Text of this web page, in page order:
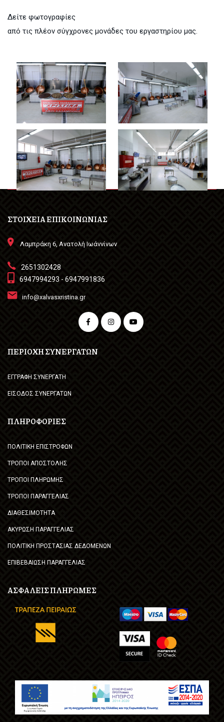
Δείτε φωτογραφίες
από τις πλέον σύγχρονες μονάδες του εργαστηρίου μας.
ΣΤΟΙΧΕΙΑ ΕΠΙΚΟΙΝΩΝΙΑΣ
Λαμπράκη 6, Ανατολή Ιωάννίνων
2651302428
6947994293 - 6947991836
info@xalvasxristina.gr
ΠΕΡΙΟΧΗ ΣΥΝΕΡΓΑΤΩΝ
ΕΓΓΡΑΦΗ ΣΥΝΕΡΓΑΤΗ
ΕΙΣΟΔΟΣ ΣΥΝΕΡΓΑΤΩΝ
ΠΛΗΡΟΦΟΡΙΕΣ
ΠΟΛΙΤΙΚΗ ΕΠΙΣΤΡΟΦΩΝ
ΤΡΟΠΟΙ ΑΠΟΣΤΟΛΗΣ
ΤΡΟΠΟΙ ΠΛΗΡΩΜΗΣ
ΤΡΟΠΟΙ ΠΑΡΑΓΓΕΛΙΑΣ
ΔΙΑΘΕΣΙΜΟΤΗΤΑ
ΑΚΥΡΩΣΗ ΠΑΡΑΓΓΕΛΙΑΣ
ΠΟΛΙΤΙΚΗ ΠΡΟΣΤΑΣΙΑΣ ΔΕΔΟΜΕΝΩΝ
ΕΠΙΒΕΒΑΙΩΣΗ ΠΑΡΑΓΓΕΛΙΑΣ
ΑΣΦΑΛΕΙΣ ΠΛΗΡΩΜΕΣ